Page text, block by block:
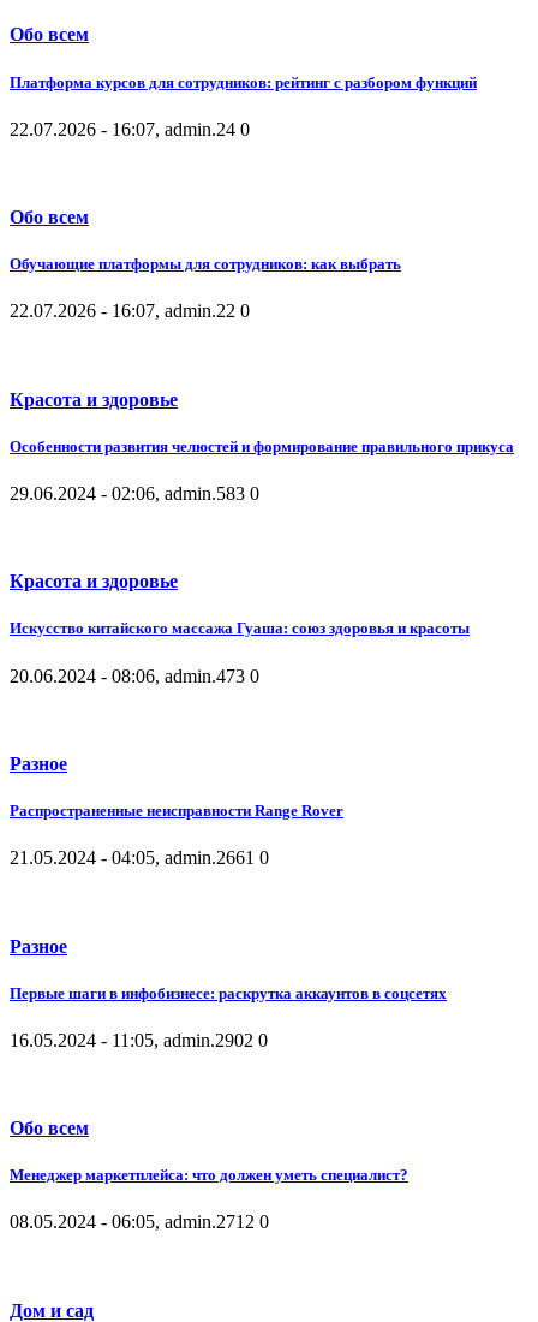
Обо всем
Платформа курсов для сотрудников: рейтинг с разбором функций
22.07.2026 - 16:07, admin.24 0
Обо всем
Обучающие платформы для сотрудников: как выбрать
22.07.2026 - 16:07, admin.22 0
Красота и здоровье
Особенности развития челюстей и формирование правильного прикуса
29.06.2024 - 02:06, admin.583 0
Красота и здоровье
Искусство китайского массажа Гуаша: союз здоровья и красоты
20.06.2024 - 08:06, admin.473 0
Разное
Распространенные неисправности Range Rover
21.05.2024 - 04:05, admin.2661 0
Разное
Первые шаги в инфобизнесе: раскрутка аккаунтов в соцсетях
16.05.2024 - 11:05, admin.2902 0
Обо всем
Менеджер маркетплейса: что должен уметь специалист?
08.05.2024 - 06:05, admin.2712 0
Дом и сад